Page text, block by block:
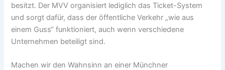
besitzt. Der MVV organisiert lediglich das Ticket-System
und sorgt dafür, dass der öffentliche Verkehr „wie aus
einem Guss“ funktioniert, auch wenn verschiedene
Unternehmen beteiligt sind.
Machen wir den Wahnsinn an einer Münchner